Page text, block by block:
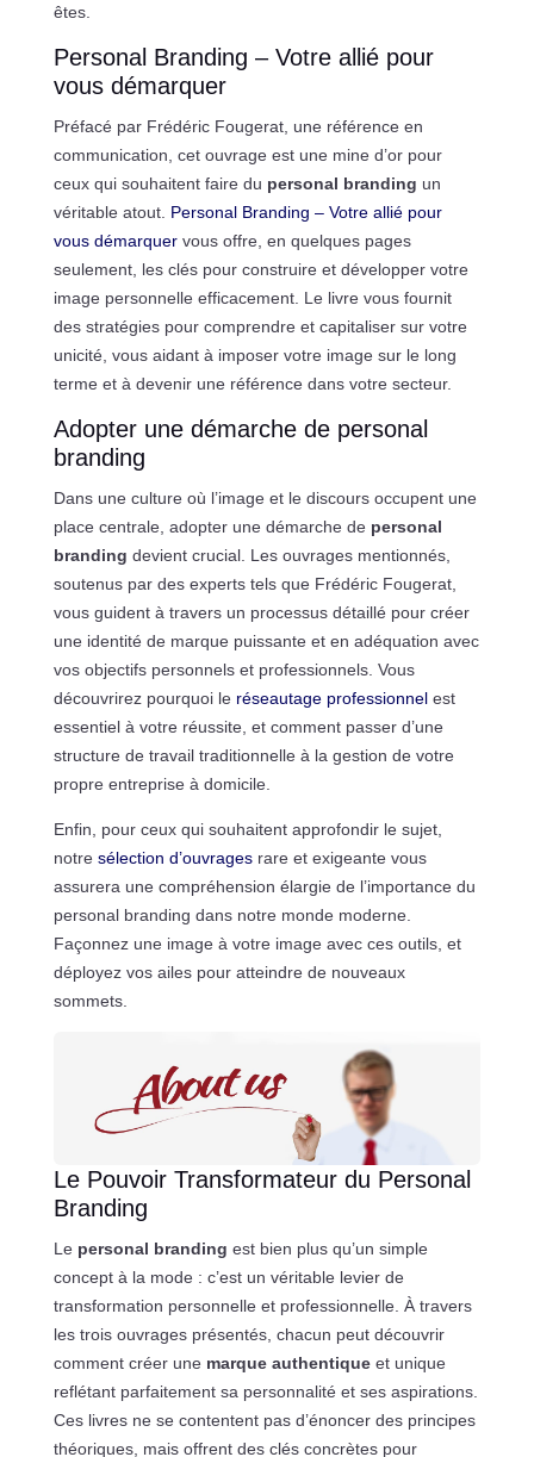
êtes.
Personal Branding – Votre allié pour
vous démarquer
Préfacé par Frédéric Fougerat, une référence en
communication, cet ouvrage est une mine d’or pour
ceux qui souhaitent faire du personal branding un
véritable atout. Personal Branding – Votre allié pour
vous démarquervous offre, en quelques pages
seulement, les clés pour construire et développer votre
image personnelle efficacement. Le livre vous fournit
des stratégies pour comprendre et capitaliser sur votre
unicité, vous aidant à imposer votre image sur le long
terme et à devenir une référence dans votre secteur.
Adopter une démarche de personal
branding
Dans une culture où l’image et le discours occupent une
place centrale, adopter une démarche de personal
branding devient crucial. Les ouvrages mentionnés,
soutenus par des experts tels que Frédéric Fougerat,
vous guident à travers un processus détaillé pour créer
une identité de marque puissante et en adéquation avec
vos objectifs personnels et professionnels. Vous
découvrirez pourquoi le réseautage professionnelest
essentiel à votre réussite, et comment passer d’une
structure de travail traditionnelle à la gestion de votre
propre entreprise à domicile.
Enfin, pour ceux qui souhaitent approfondir le sujet,
notre sélection d’ouvragesrare et exigeante vous
assurera une compréhension élargie de l’importance du
personal branding dans notre monde moderne.
Façonnez une image à votre image avec ces outils, et
déployez vos ailes pour atteindre de nouveaux
sommets.
Le Pouvoir Transformateur du Personal
Branding
Le personal branding est bien plus qu’un simple
concept à la mode : c’est un véritable levier de
transformation personnelle et professionnelle. À travers
les trois ouvrages présentés, chacun peut découvrir
comment créer une marque authentiqueet unique
reflétant parfaitement sa personnalité et ses aspirations.
Ces livres ne se contentent pas d’énoncer des principes
théoriques, mais offrent des clés concrètes pour